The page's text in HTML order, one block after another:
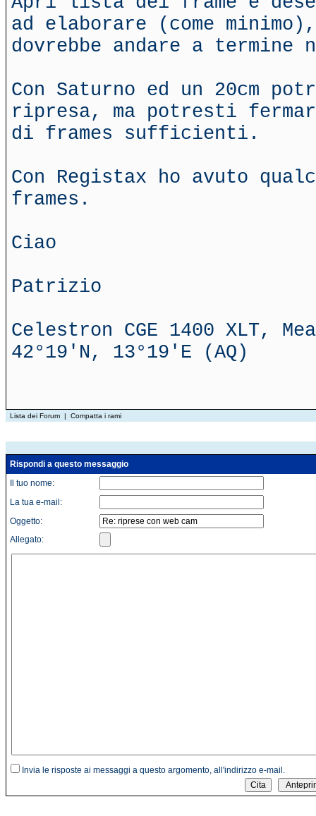
ad elaborare (come
dovrebbe andare a termine
Con Saturno ed un 20cm
ripresa, ma potresti
di frames sufficienti.
Con Registax ho avuto
frames.
Ciao
Patrizio
Celestron CGE 1400 XLT,
42°19'N, 13°19'E (AQ)
Lista dei Forum | Compatta i rami
Rispondi a questo messaggio
Il tuo nome:
La tua e-mail:
Oggetto:
Allegato:
Invia le risposte ai messaggi a questo argomento, all'indirizzo e-mail.